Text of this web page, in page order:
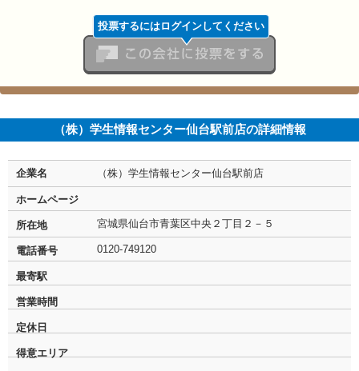
投票するにはログインしてください
（株）学生情報センター仙台駅前店の詳細情報
企業名 （株）学生情報センター仙台駅前店
ホームページ
所在地 宮城県仙台市青葉区中央２丁目２－５
電話番号 0120-749120
最寄駅
営業時間
定休日
得意エリア